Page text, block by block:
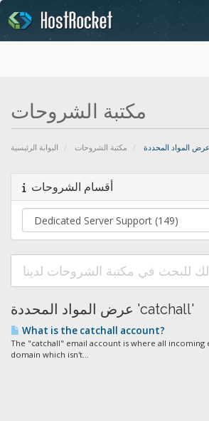
مكتبة الشروحات
البوابة الرئيسية مكتبة الشروحات
أقسام الشروحات
عرض المواد المحددة 'catchall'
What is the catchall account?
The "catchall" email account is where all
domain which isn't...